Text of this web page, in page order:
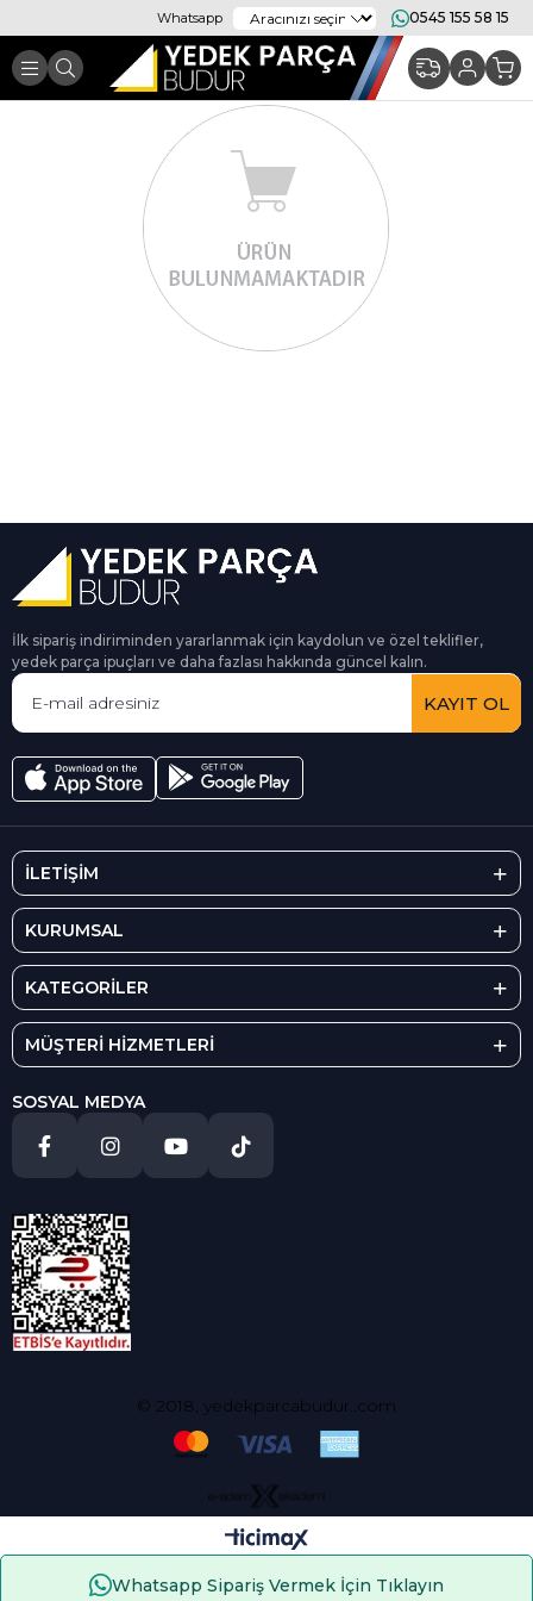
Whatsapp 0545 155 58 15
İlk sipariş indiriminden yararlanmak için kaydolun ve özel teklifler,
yedek parça ipuçları ve daha fazlası hakkında güncel kalın.
KAYIT OL
İLETİŞİM
KURUMSAL
KATEGORİLER
MÜŞTERİ HİZMETLERİ
SOSYAL MEDYA
© 2018, yedekparcabudur..com
Whatsapp Sipariş Vermek İçin Tıklayın